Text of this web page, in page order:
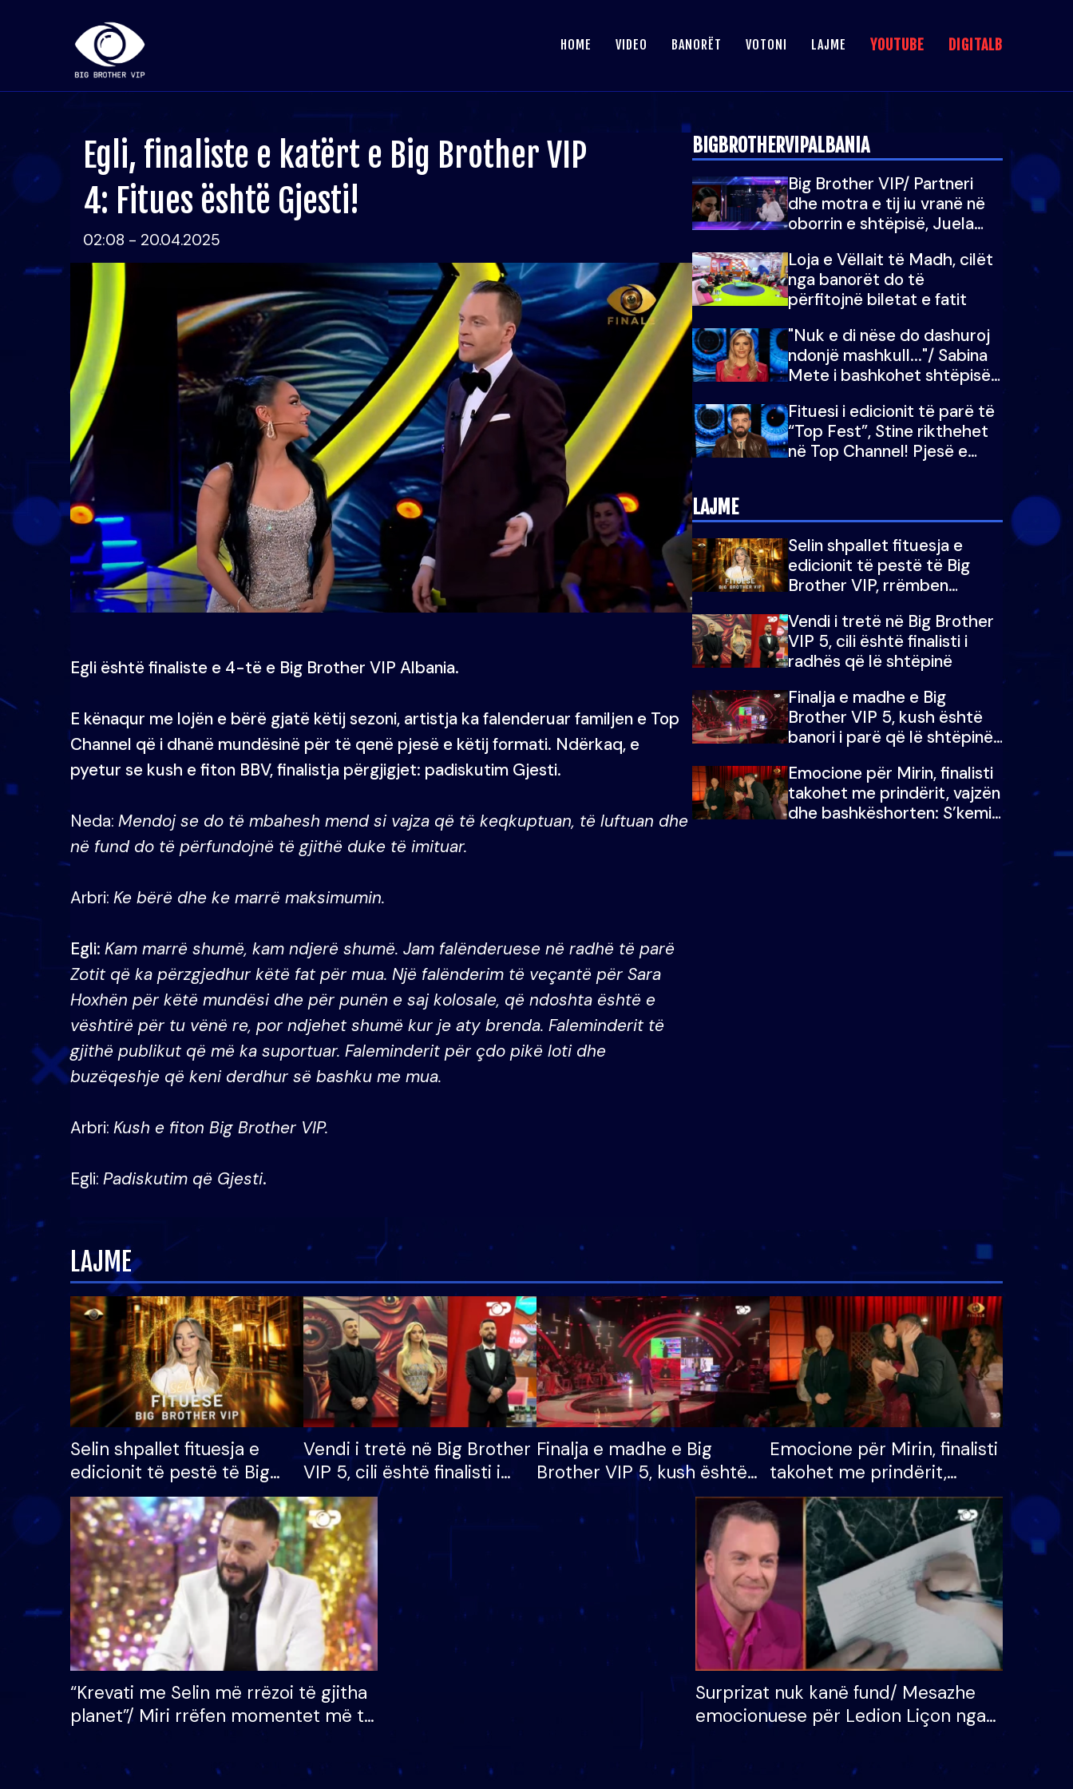
HOME VIDEO BANORËT VOTONI LAJME YOUTUBE DIGITALB
Egli, finaliste e katërt e Big Brother VIP
4: Fitues është Gjesti!
02:08 - 20.04.2025
Egli është finaliste e 4-të e Big Brother VIP Albania.
E kënaqur me lojën e bërë gjatë këtij sezoni, artistja ka falenderuar familjen e Top
Channel që i dhanë mundësinë për të qenë pjesë e këtij formati. Ndërkaq, e
pyetur se kush e fiton BBV, finalistja përgjigjet: padiskutim Gjesti.
Neda: Mendoj se do të mbahesh mend si vajza që të keqkuptuan, të luftuan dhe
në fund do të përfundojnë të gjithë duke të imituar.
Arbri: Ke bërë dhe ke marrë maksimumin.
Egli: Kam marrë shumë, kam ndjerë shumë. Jam falënderuese në radhë të parë
Zotit që ka përzgjedhur këtë fat për mua. Një falënderim të veçantë për Sara
Hoxhën për këtë mundësi dhe për punën e saj kolosale, që ndoshta është e
vështirë për tu vënë re, por ndjehet shumë kur je aty brenda. Faleminderit të
gjithë publikut që më ka suportuar. Faleminderit për çdo pikë loti dhe
buzëqeshje që keni derdhur së bashku me mua.
Arbri: Kush e fiton Big Brother VIP.
Egli: Padiskutim që Gjesti.
BIGBROTHERVIPALBANIA
Big Brother VIP/ Partneri
dhe motra e tij iu vranë në
oborrin e shtëpisë, Juela
e doja më jetën, do të
martoheshim, por zemra mu
copëtua
Loja e Vëllait të Madh, cilët
nga banorët do të
përfitojnë biletat e fatit
"Nuk e di nëse do dashuroj
ndonjë mashkull..."/ Sabina
Mete i bashkohet shtëpisë
Ëmbëlsira për në fund!
Fituesi i edicionit të parë të
“Top Fest”, Stine rikthehet
në Top Channel! Pjesë e
LAJME
Selin shpallet fituesja e
edicionit të pestë të Big
Brother VIP, rrëmben
mijë eurosh
Vendi i tretë në Big Brother
VIP 5, cili është finalisti i
radhës që lë shtëpinë
Finalja e madhe e Big
Brother VIP 5, kush është
banori i parë që lë shtëpinë
fituar çmimin e madh
Emocione për Mirin, finalisti
takohet me prindërit, vajzën
dhe bashkëshorten: S’kemi
LAJME
Selin shpallet fituesja e
edicionit të pestë të Big
Brother VIP, rrëmben
çmimin e madh prej 100
mijë eurosh
Vendi i tretë në Big Brother
VIP 5, cili është finalisti i
radhës që lë shtëpinë
Finalja e madhe e Big
Brother VIP 5, kush është
banori i parë që lë shtëpinë
dhe humb mundësinë për
të fituar çmimin e madh
Emocione për Mirin, finalisti
takohet me prindërit,
vajzën dhe bashkëshorten:
S’kemi ndonjë letër divorci
apo jo?
“Krevati me Selin më rrëzoi të gjitha
planet”/ Miri rrëfen momentet më të
bukura në shtëpinë e BB VIP: Do më
mungojë zilja e mëngjesit kur…
Surprizat nuk kanë fund/ Mesazhe
emocionuese për Ledion Liçon nga
nëna dhe fëmijët e tij, moderatori
nuk i mban dot lotët: Nuk meritoj…